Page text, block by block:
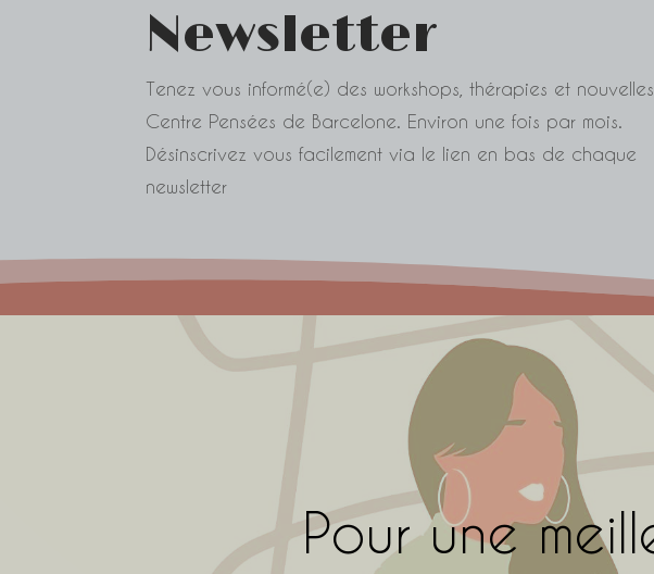
Newsletter
Tenez vous informé(e) des workshops, thérapies et
Centre Pensées de Barcelone. Environ une fois par mois.
Désinscrivez vous facilement via le lien en bas de chaque
newsletter
Pour une